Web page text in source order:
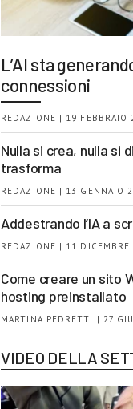
L’AI sta
connessioni
REDAZIONE | 19 FEBBRAIO
Nulla si crea, nulla si
trasforma
REDAZIONE | 13 GENNAIO
Addestrando l’IA a
REDAZIONE | 11 DICEMBRE
Come creare un sito
hosting preinstallato
MARTINA PEDRETTI | 27
VIDEO DELLA